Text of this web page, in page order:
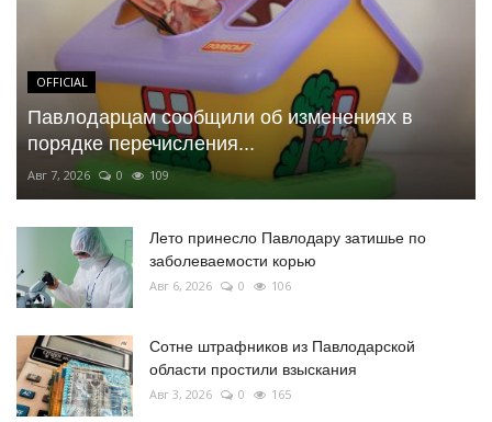
OFFICIAL
Павлодарцам сообщили об изменениях в
порядке перечисления...
Авг 7, 2026 0 109
Лето принесло Павлодару затишье по
заболеваемости корью
Авг 6, 2026 0 106
Сотне штрафников из Павлодарской
области простили взыскания
Авг 3, 2026 0 165